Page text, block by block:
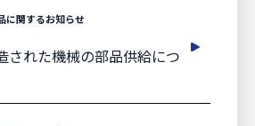
に関するお知らせ
された機械の部品供給につ